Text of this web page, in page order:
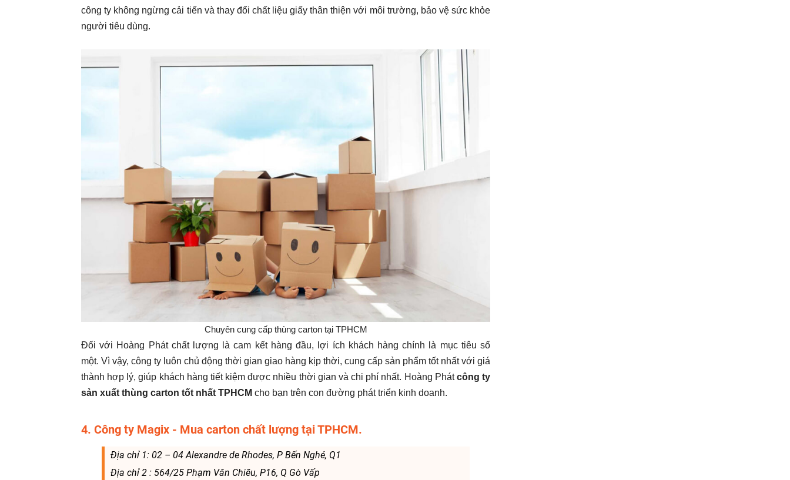
công ty không ngừng cải tiến và thay đổi chất liệu giấy thân thiện với môi trường, bảo vệ sức khỏe
người tiêu dùng.
Chuyên cung cấp thùng carton tại TPHCM
Đối với Hoàng Phát chất lượng là cam kết hàng đầu, lợi ích khách hàng chính là mục tiêu số
một. Vì vậy, công ty luôn chủ động thời gian giao hàng kịp thời, cung cấp sản phẩm tốt nhất với giá
thành hợp lý, giúp khách hàng tiết kiệm được nhiều thời gian và chi phí nhất. Hoàng Phátcông ty
sản xuất thùng carton tốt nhất TPHCM cho bạn trên con đường phát triển kinh doanh.
4. Công ty Magix - Mua carton chất lượng tại TPHCM.
Địa chỉ 1: 02 – 04 Alexandre de Rhodes, P Bến Nghé, Q1
Địa chỉ 2 : 564/25 Phạm Văn Chiêu, P16, Q Gò Vấp